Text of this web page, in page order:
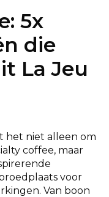
5x
die
La Jeu
het niet alleen om
coffee, maar
voor
Van boon